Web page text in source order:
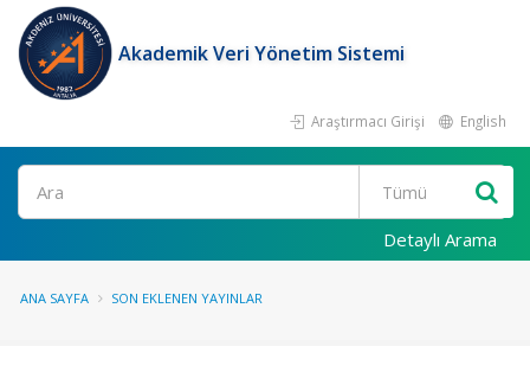
Akademik Veri Yönetim Sistemi
Araştırmacı Girişi English
Ara
Detaylı Arama
ANA SAYFA SON EKLENEN YAYINLAR